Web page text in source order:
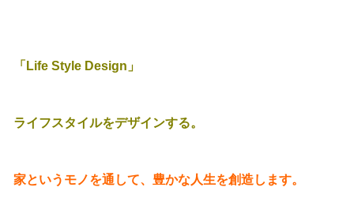
「Life Style Design」
ライフスタイルをデザインする。
家というモノを通して、豊かな人生を創造します。